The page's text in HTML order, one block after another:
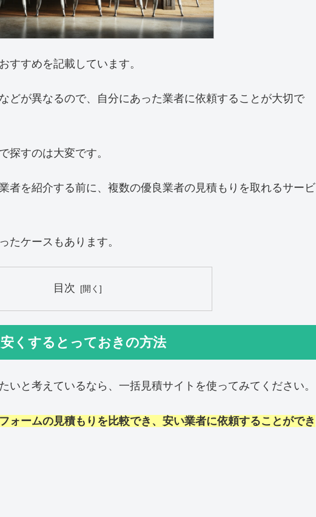
すすめを記載しています。
どが異なるので、自分にあった業者に依頼することが大切で
探すのは大変です。
者を紹介する前に、複数の優良業者の見積もりを取れるサービ
たケースもあります。
目次
くするとっておきの方法
いと考えているなら、一括見積サイトを使ってみてください。
ォームの見積もりを比較でき、安い業者に依頼することができ